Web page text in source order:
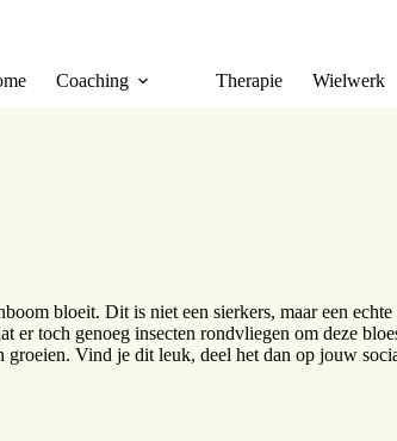
Coaching Therapie Wielwerk
bloeit. Dit is niet een sierkers, maar een
er toch genoeg insecten rondvliegen om deze
groeien. Vind je dit leuk, deel het dan op jouw